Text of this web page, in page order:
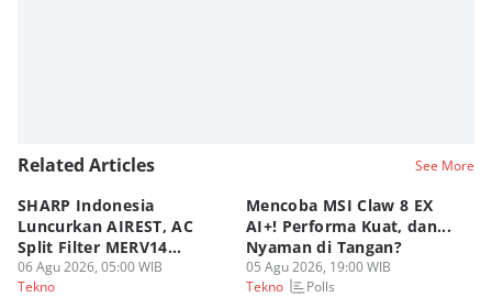
Related Articles See More
SHARP Indonesia
Luncurkan AIREST, AC
Split Filter MERV14
Perdana!
06 Agu 2026, 05:00 WIB
Tekno
Mencoba MSI Claw 8 EX
AI+! Performa Kuat, dan...
Nyaman di Tangan?
05 Agu 2026, 19:00 WIB
Tekno
Polls